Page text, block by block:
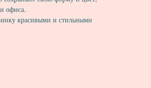
офиса.
красивыми и стильными